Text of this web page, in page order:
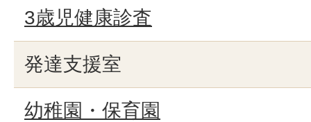
3歳児健康診査
発達支援室
幼稚園・保育園